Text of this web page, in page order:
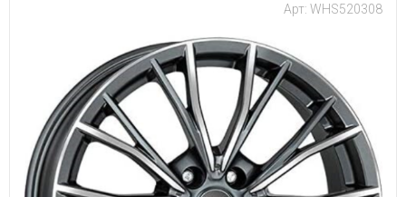
Арт: WHS520308